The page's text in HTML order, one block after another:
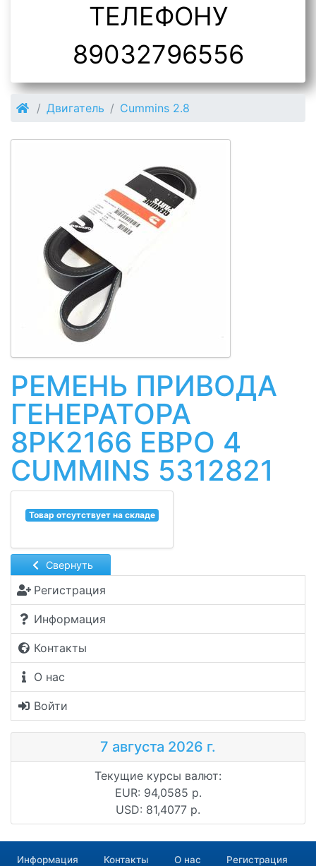
ТЕЛЕФОНУ
89032796556
Свернуть
Регистрация
Информация
Контакты
О нас
Войти
7 августа 2026 г.
Текущие курсы валют:
EUR: 94,0585 р.
USD: 81,4077 р.
Двигатель Cummins 2.8
РЕМЕНЬ ПРИВОДА
ГЕНЕРАТОРА
8РК2166 ЕВРО 4
CUMMINS 5312821
Товар отсутствует на складе
Информация Контакты О нас Регистрация